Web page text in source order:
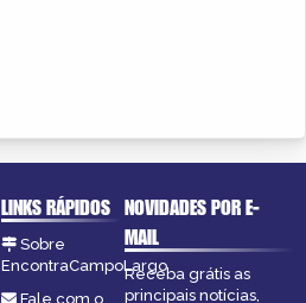
LINKS RÁPIDOS
Sobre
EncontraCampoLargo
Fale com o
NOVIDADES POR E-
MAIL
Receba grátis as
principais notícias,